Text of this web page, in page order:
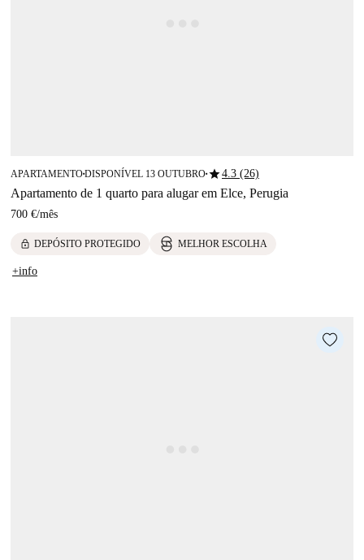
APARTAMENTO■DISPONÍVEL 13 OUTUBRO■star4.3 (26)
Apartamento de 1 quarto para alugar em Elce, Perugia
700 €/mês
lock DEPÓSITO PROTEGIDO MELHOR ESCOLHA
+info